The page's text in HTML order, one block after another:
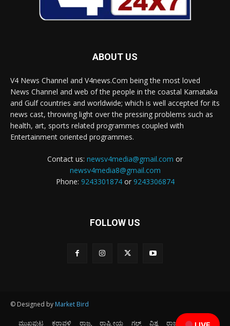
ABOUT US
V4 News Channel and V4news.Com being the most loved
News Channel and web of the people in the coastal Karnataka
and Gulf countries and worldwide; which is well accepted for its
news cast, throwing light over the pressing problems such as
health, art, sports related programmes coupled with
Entertainment oriented programmes.
Contact us: newsv4media@gmail.com or
newsv4media8@gmail.com
Phone: 9243301874or 9243306874
FOLLOW US
© Designed by Market Bird
ಮುಖಪುಟ ಕರಾವಳಿ ರಾಜ್ಯ ರಾಷ್ಟ್ರೀಯ ಗಲ್ಫ್ ವಿಶ್ವ ರಾಜಕೀಯ ಕ್ರೀಡೆ